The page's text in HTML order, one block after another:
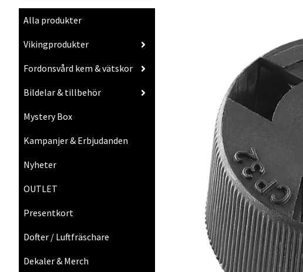
Alla produkter
Vikingprodukter
Fordonsvård kem & vätskor
Bildelar & tillbehör
Mystery Box
Kampanjer & Erbjudanden
Nyheter
OUTLET
Presentkort
Dofter / Luftfräschare
Dekaler & Merch